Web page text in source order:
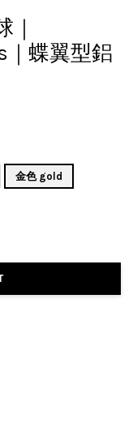
｜
蝶翼型鋁
金色 gold